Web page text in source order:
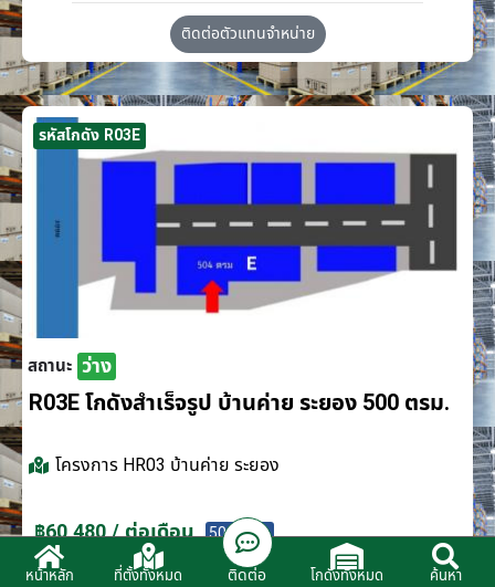
ติดต่อตัวแทนจำหน่าย
รหัสโกดัง R03E
สถานะ ว่าง
R03E โกดังสำเร็จรูป บ้านค่าย ระยอง 500 ตรม.
โครงการ HR03 บ้านค่าย ระยอง
฿60,480 / ต่อเดือน 500 ตรม.
หน้าหลัก ที่ตั้งทั้งหมด ติดต่อ โกดังทั้งหมด ค้นหา